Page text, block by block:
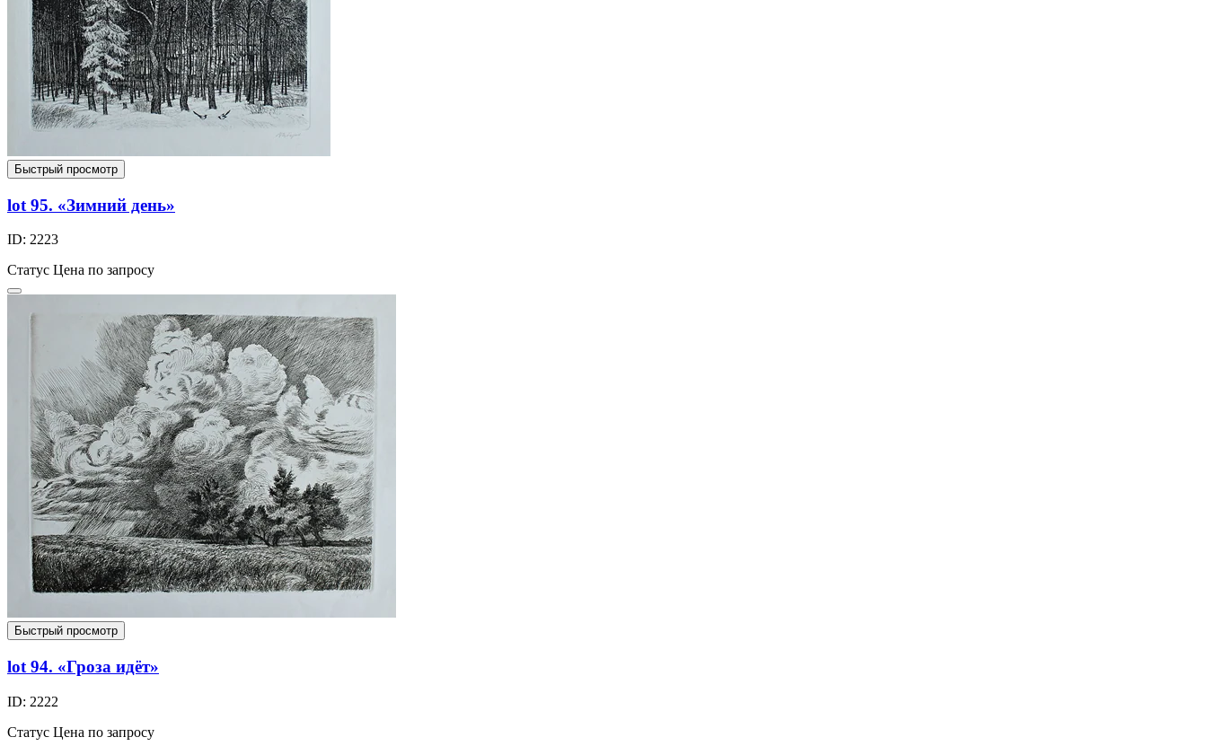
Быстрый просмотр
lot 95. «Зимний день»
ID: 2223
Статус Цена по запросу
Быстрый просмотр
lot 94. «Гроза идёт»
ID: 2222
Статус Цена по запросу